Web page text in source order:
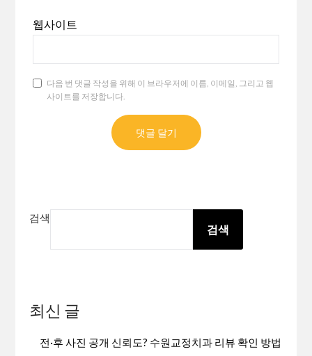
웹사이트
다음 번 댓글 작성을 위해 이 브라우저에 이름, 이메일, 그리고 웹
사이트를 저장합니다.
검색
검색
최신 글
전·후 사진 공개 신뢰도? 수원교정치과 리뷰 확인 방법